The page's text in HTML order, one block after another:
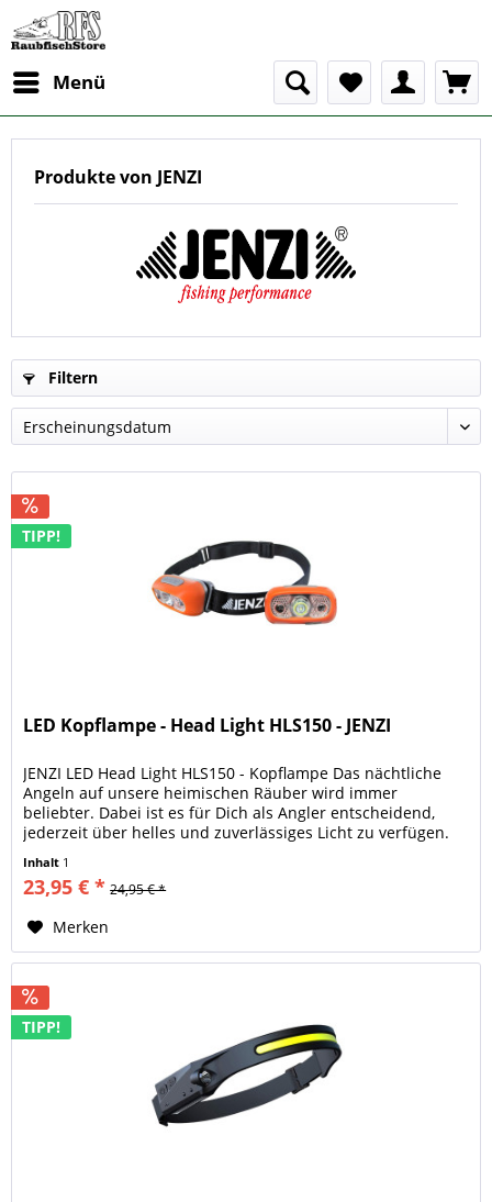
Menü
Produkte von JENZI
Filtern
TIPP!
LED Kopflampe - Head Light HLS150 - JENZI
JENZI LED Head Light HLS150 - Kopflampe Das nächtliche
Angeln auf unsere heimischen Räuber wird immer
beliebter. Dabei ist es für Dich als Angler entscheidend,
jederzeit über helles und zuverlässiges Licht zu verfügen.
Inhalt 1
23,95 € * 24,95 € *
Merken
TIPP!